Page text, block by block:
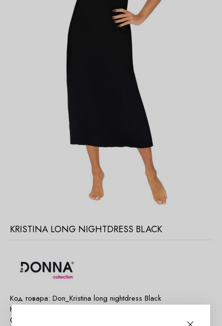
KRISTINA LONG NIGHTDRESS BLACK
Код товара: Don_Kristina long nightdress Black
Наличие:
Страна: